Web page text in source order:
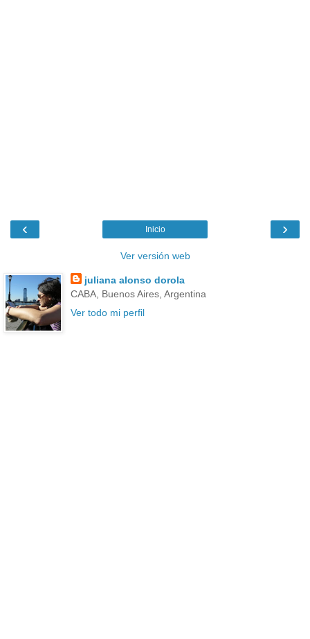
‹ ›
Inicio
Ver versión web
juliana alonso dorola
CABA, Buenos Aires, Argentina
Ver todo mi perfil